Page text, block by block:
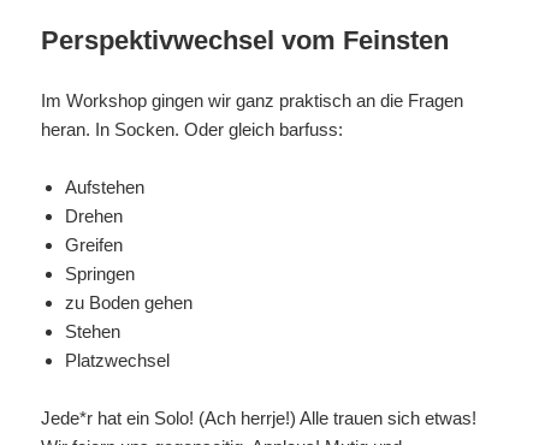
Perspektivwechsel vom Feinsten
Im Workshop gingen wir ganz praktisch an die Fragen
heran. In Socken. Oder gleich barfuss:
Aufstehen
Drehen
Greifen
Springen
zu Boden gehen
Stehen
Platzwechsel
Jede*r hat ein Solo! (Ach herrje!) Alle trauen sich etwas!